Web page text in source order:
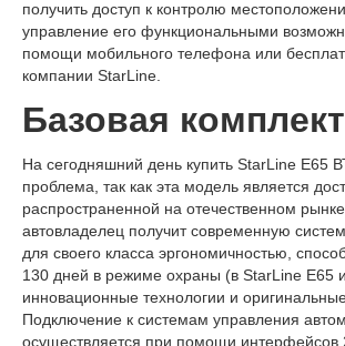
получить доступ к контролю
управление его функциональными
помощи мобильного телефона или
компании StarLine.
Базовая
На сегодняшний день купить StarLine E65
проблема, так как эта модель является
распространенной на отечественном
автовладелец получит современную
для своего класса эргономичностью,
130 дней в режиме охраны (в StarLine E65
инновационные технологии и
Подключение к системам управления
осуществляется при помощи интерфейсов